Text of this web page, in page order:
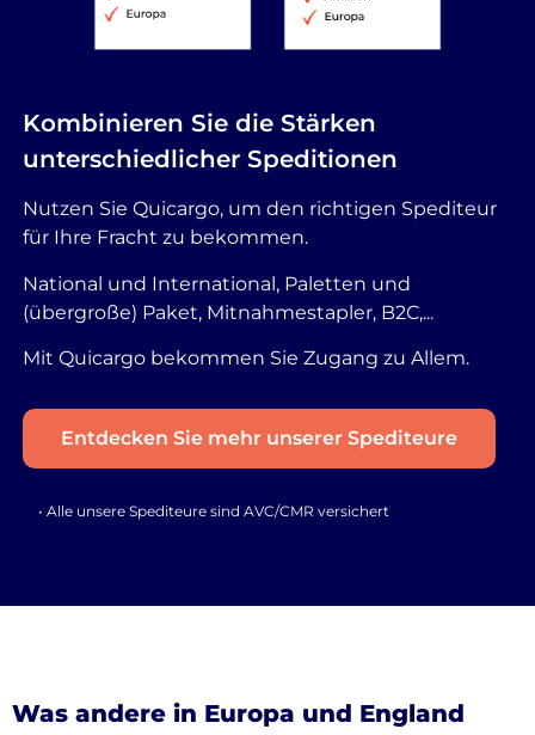
Kombinieren Sie die Stärken
unterschiedlicher Speditionen
Nutzen Sie Quicargo, um den richtigen Spediteur
für Ihre Fracht zu bekommen.
National und International, Paletten und
(übergroße) Paket, Mitnahmestapler, B2C,...
Mit Quicargo bekommen Sie Zugang zu Allem.
Entdecken Sie mehr unserer Spediteure
• Alle unsere Spediteure sind AVC/CMR versichert
Was andere in Europa und England